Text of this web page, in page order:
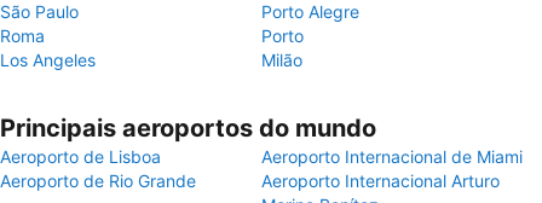
São Paulo
Porto Alegre
Roma
Porto
Los Angeles
Milão
Principais aeroportos do mundo
Aeroporto de Lisboa
Aeroporto Internacional de Miami
Aeroporto de Rio Grande
Aeroporto Internacional Arturo